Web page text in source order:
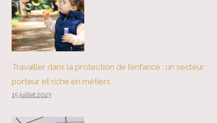
Travailler dans la protection de l’enfance : un secteur
porteur et riche en métiers
15 juillet 2023